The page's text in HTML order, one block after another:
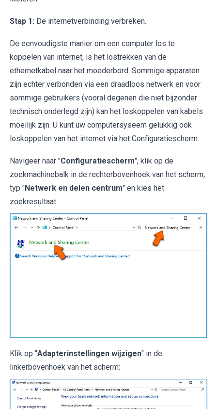
Stap 1: De internetverbinding verbreken.
De eenvoudigste manier om een computer los te
koppelen van internet, is het lostrekken van de
ethernetkabel naar het moederbord. Sommige apparaten
zijn echter verbonden via een draadloos netwerk en voor
sommige gebruikers (vooral degenen die niet bijzonder
technisch onderlegd zijn) kan het loskoppelen van kabels
moeilijk zijn. U kunt uw computersyseem gelukkig ook
loskoppelen van het internet via het Configuratiescherm:
Navigeer naar "Configuratiescherm", klik op de
zoekmachinebalk in de rechterbovenhoek van het scherm,
typ "Netwerk en delen centrum" en kies het
zoekresultaat:
Klik op "Adapterinstellingen wijzigen" in de
linkerbovenhoek van het scherm: